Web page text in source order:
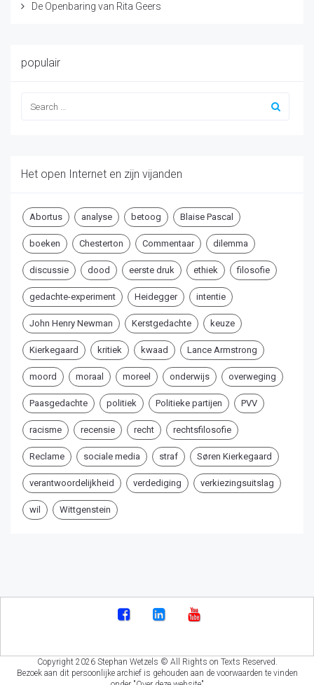
De Openbaring van Rita Geers
populair
Het open Internet en zijn vijanden
Abortus analyse betoog Blaise Pascal
boeken Chesterton Commentaar dilemma
discussie dood eerste druk ethiek filosofie
gedachte-experiment Heidegger intentie
John Henry Newman Kerstgedachte keuze
Kierkegaard kritiek kwaad Lance Armstrong
moord moraal moreel onderwijs overweging
Paasgedachte politiek Politieke partijen PVV
racisme recensie recht rechtsfilosofie
Reclame sociale media straf Søren Kierkegaard
verantwoordelijkheid verdediging verkiezingsuitslag
wil Wittgenstein
Copyright 2026 Stephan Wetzels © All Rights on Texts Reserved.
Bezoek aan dit persoonlijke archief is gehouden aan de voorwaarden te vinden